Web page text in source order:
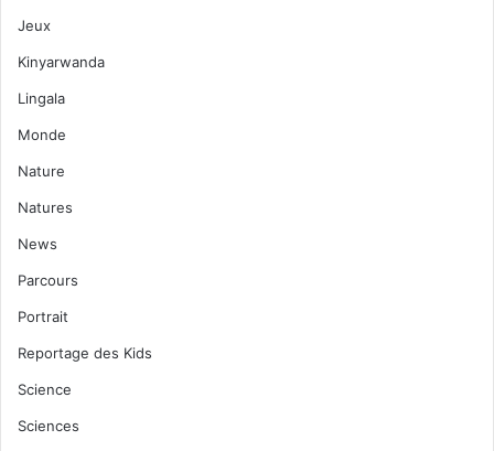
Jeux
Kinyarwanda
Lingala
Monde
Nature
Natures
News
Parcours
Portrait
Reportage des Kids
Science
Sciences